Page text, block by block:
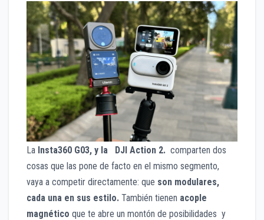
La Insta360 G03, y la DJI Action 2. comparten dos
cosas que las pone de facto en el mismo segmento,
vaya a competir directamente: que son modulares,
cada una en sus estilo. También tienen acople
magnético que te abre un montón de posibilidades y